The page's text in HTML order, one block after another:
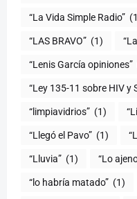
“La Vida Simple Radio”
“LAS BRAVO” (1)
“Lenis García opiniones”
“Ley 135-11 sobre HIV y
“limpiavidrios” (1)
“Llegó el Pavo” (1)
“Lluvia” (1) “Lo
“lo habría matado” (1)